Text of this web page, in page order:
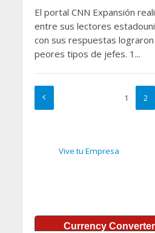
El portal CNN Expansión
entre sus lectores
con sus respuestas
peores tipos de jefes. 1...
1 2
Vive tu Empresa
Currency Converter